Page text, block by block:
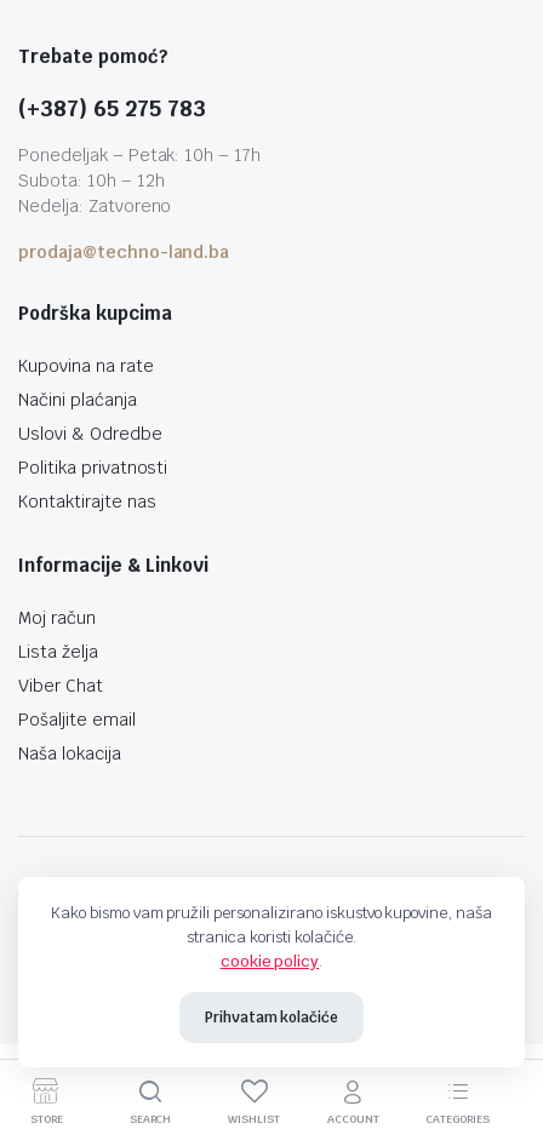
Trebate pomoć?
(+387) 65 275 783
Ponedeljak – Petak: 10h – 17h
Subota: 10h – 12h
Nedelja: Zatvoreno
prodaja@techno-land.ba
Podrška kupcima
Kupovina na rate
Načini plaćanja
Uslovi & Odredbe
Politika privatnosti
Kontaktirajte nas
Informacije & Linkovi
Moj račun
Lista želja
Viber Chat
Pošaljite email
Naša lokacija
Kako bismo vam pružili personalizirano iskustvo kupovine, naša
stranica koristi kolačiće.
cookie policy.
Prihvatam kolačiće
STORE SEARCH WISHLIST ACCOUNT CATEGORIES